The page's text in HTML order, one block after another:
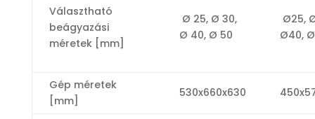
Választható
beágyazási
méretek [mm]
Ø 25, Ø 30,
Ø 40, Ø 50
Ø25,
Ø40,
Gép méretek
[mm]
530x660x630